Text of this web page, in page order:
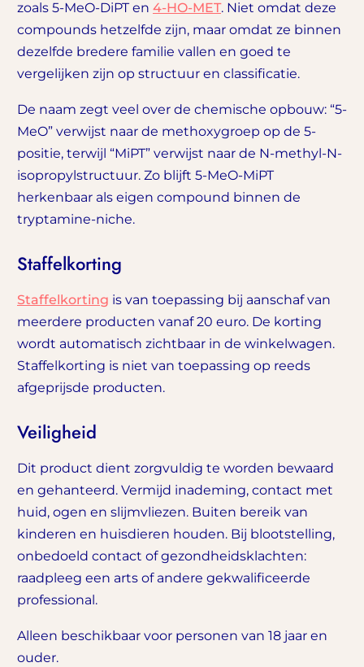
zoals 5-MeO-DiPT en 4-HO-MET. Niet omdat deze
compounds hetzelfde zijn, maar omdat ze binnen
dezelfde bredere familie vallen en goed te
vergelijken zijn op structuur en classificatie.
De naam zegt veel over de chemische opbouw: “5-
MeO” verwijst naar de methoxygroep op de 5-
positie, terwijl “MiPT” verwijst naar de N-methyl-N-
isopropylstructuur. Zo blijft 5-MeO-MiPT
herkenbaar als eigen compound binnen de
tryptamine-niche.
Staffelkorting
Staffelkorting is van toepassing bij aanschaf van
meerdere producten vanaf 20 euro. De korting
wordt automatisch zichtbaar in de winkelwagen.
Staffelkorting is niet van toepassing op reeds
afgeprijsde producten.
Veiligheid
Dit product dient zorgvuldig te worden bewaard
en gehanteerd. Vermijd inademing, contact met
huid, ogen en slijmvliezen. Buiten bereik van
kinderen en huisdieren houden. Bij blootstelling,
onbedoeld contact of gezondheidsklachten:
raadpleeg een arts of andere gekwalificeerde
professional.
Alleen beschikbaar voor personen van 18 jaar en
ouder.